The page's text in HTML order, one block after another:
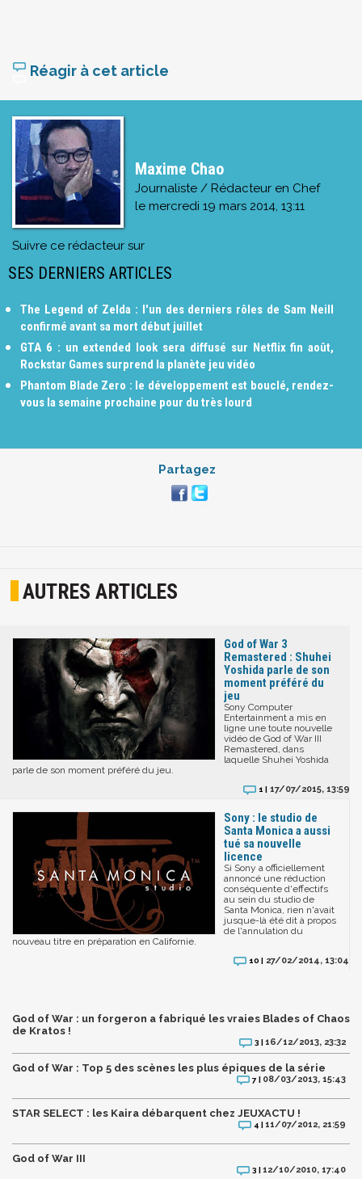
Réagir à cet article
Maxime Chao
Journaliste / Rédacteur en Chef
le mercredi 19 mars 2014, 13:11
Suivre ce rédacteur sur
SES DERNIERS ARTICLES
The Legend of Zelda : l'un des derniers rôles de Sam Neill
confirmé avant sa mort début juillet
GTA 6 : un extended look sera diffusé sur Netflix fin août,
Rockstar Games surprend la planète jeu vidéo
Phantom Blade Zero : le développement est bouclé, rendez-
vous la semaine prochaine pour du très lourd
Partagez
AUTRES ARTICLES
God of War 3
Remastered : Shuhei
Yoshida parle de son
moment préféré du
jeu
Sony Computer
Entertainment a mis en
ligne une toute nouvelle
vidéo de God of War III
Remastered, dans
laquelle Shuhei Yoshida
parle de son moment préféré du jeu.
1 | 17/07/2015, 13:59
Sony : le studio de
Santa Monica a aussi
tué sa nouvelle
licence
Si Sony a officiellement
annoncé une réduction
conséquente d'effectifs
au sein du studio de
Santa Monica, rien n'avait
jusque-là été dit à propos
de l'annulation du
nouveau titre en préparation en Californie.
10 | 27/02/2014, 13:04
God of War : un forgeron a fabriqué les vraies Blades of Chaos
de Kratos !
3 | 16/12/2013, 23:32
God of War : Top 5 des scènes les plus épiques de la série
7 | 08/03/2013, 15:43
STAR SELECT : les Kaira débarquent chez JEUXACTU !
4 | 11/07/2012, 21:59
God of War III
3 | 12/10/2010, 17:40